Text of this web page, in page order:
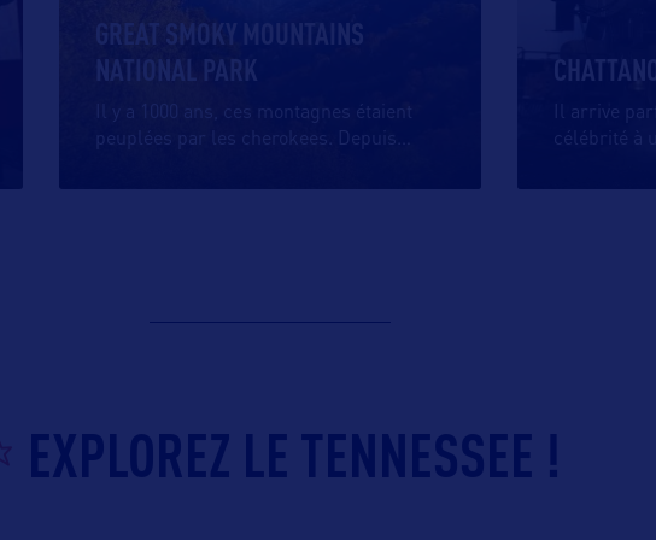
GREAT SMOKY MOUNTAINS
NATIONAL PARK
Il y a 1000 ans, ces montagnes étaient
peuplées par les cherokees. Depuis
Il arrive
célébrité à
EXPLOREZ LE TENNESSEE !